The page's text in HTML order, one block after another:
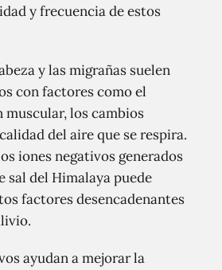
y frecuencia de estos
y las migrañas suelen
con factores como el
muscular, los cambios
del aire que se respira.
iones negativos generados
sal del Himalaya puede
factores desencadenantes
ayudan a mejorar la